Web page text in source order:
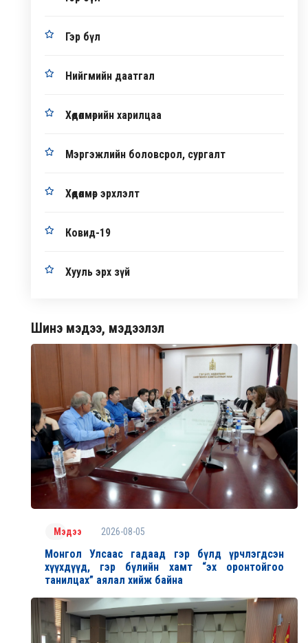
Гэр бүл
Нийгмийн даатгал
Хөдөлмөрийн харилцаа
Мэргэжлийн боловсрол, сургалт
Хөдөлмөр эрхлэлт
Ковид-19
Хууль эрх зүй
Шинэ мэдээ, мэдээлэл
Мэдээ 2026-08-05
Монгол Улсаас гадаад гэр бүлд үрчлэгдсэн
хүүхдүүд, гэр бүлийн хамт “эх оронтойгоо
танилцах” аялал хийж байна